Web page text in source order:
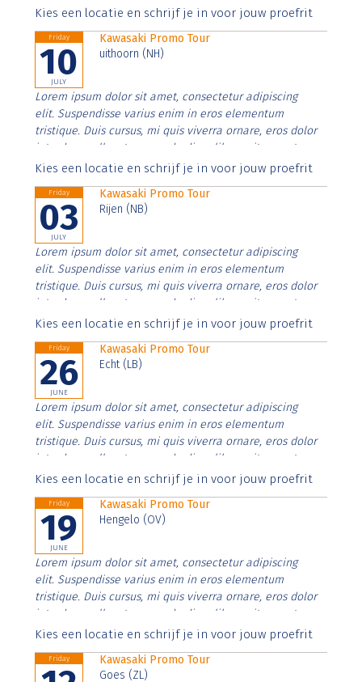
Aenean faucibus nibh et justo cursus id rutrum lorem
Kies een locatie en schrijf je in voor jouw proefrit
Friday
10
JULY
Kawasaki Promo Tour
uithoorn (NH)
Lorem ipsum dolor sit amet, consectetur adipiscing
elit. Suspendisse varius enim in eros elementum
tristique. Duis cursus, mi quis viverra ornare, eros dolor
interdum nulla, ut commodo diam libero vitae erat.
Aenean faucibus nibh et justo cursus id rutrum lorem
Kies een locatie en schrijf je in voor jouw proefrit
Friday
03
JULY
Kawasaki Promo Tour
Rijen (NB)
Lorem ipsum dolor sit amet, consectetur adipiscing
elit. Suspendisse varius enim in eros elementum
tristique. Duis cursus, mi quis viverra ornare, eros dolor
interdum nulla, ut commodo diam libero vitae erat.
Aenean faucibus nibh et justo cursus id rutrum lorem
Kies een locatie en schrijf je in voor jouw proefrit
Friday
26
JUNE
Kawasaki Promo Tour
Echt (LB)
Lorem ipsum dolor sit amet, consectetur adipiscing
elit. Suspendisse varius enim in eros elementum
tristique. Duis cursus, mi quis viverra ornare, eros dolor
interdum nulla, ut commodo diam libero vitae erat.
Aenean faucibus nibh et justo cursus id rutrum lorem
Kies een locatie en schrijf je in voor jouw proefrit
Friday
19
JUNE
Kawasaki Promo Tour
Hengelo (OV)
Lorem ipsum dolor sit amet, consectetur adipiscing
elit. Suspendisse varius enim in eros elementum
tristique. Duis cursus, mi quis viverra ornare, eros dolor
interdum nulla, ut commodo diam libero vitae erat.
Aenean faucibus nibh et justo cursus id rutrum lorem
Kies een locatie en schrijf je in voor jouw proefrit
Friday
Kawasaki Promo Tour
Goes (ZL)